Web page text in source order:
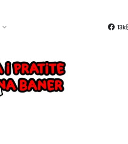
13k